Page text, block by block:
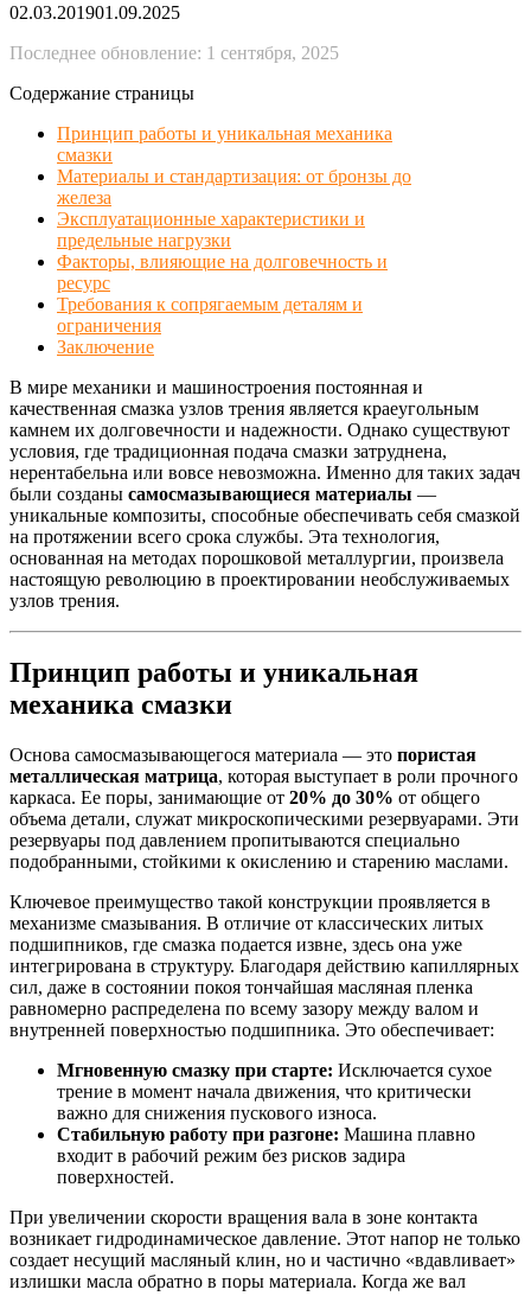
02.03.201901.09.2025
Последнее обновление: 1 сентября, 2025
Содержание страницы
Принцип работы и уникальная механика
смазки
Материалы и стандартизация: от бронзы до
железа
Эксплуатационные характеристики и
предельные нагрузки
Факторы, влияющие на долговечность и
ресурс
Требования к сопрягаемым деталям и
ограничения
Заключение
В мире механики и машиностроения постоянная и
качественная смазка узлов трения является краеугольным
камнем их долговечности и надежности. Однако существуют
условия, где традиционная подача смазки затруднена,
нерентабельна или вовсе невозможна. Именно для таких задач
были созданы самосмазывающиеся материалы —
уникальные композиты, способные обеспечивать себя смазкой
на протяжении всего срока службы. Эта технология,
основанная на методах порошковой металлургии, произвела
настоящую революцию в проектировании необслуживаемых
узлов трения.
Принцип работы и уникальная
механика смазки
Основа самосмазывающегося материала — это пористая
металлическая матрица, которая выступает в роли прочного
каркаса. Ее поры, занимающие от 20% до 30% от общего
объема детали, служат микроскопическими резервуарами. Эти
резервуары под давлением пропитываются специально
подобранными, стойкими к окислению и старению маслами.
Ключевое преимущество такой конструкции проявляется в
механизме смазывания. В отличие от классических литых
подшипников, где смазка подается извне, здесь она уже
интегрирована в структуру. Благодаря действию капиллярных
сил, даже в состоянии покоя тончайшая масляная пленка
равномерно распределена по всему зазору между валом и
внутренней поверхностью подшипника. Это обеспечивает:
Мгновенную смазку при старте: Исключается сухое
трение в момент начала движения, что критически
важно для снижения пускового износа.
Стабильную работу при разгоне: Машина плавно
входит в рабочий режим без рисков задира
поверхностей.
При увеличении скорости вращения вала в зоне контакта
возникает гидродинамическое давление. Этот напор не только
создает несущий масляный клин, но и частично «вдавливает»
излишки масла обратно в поры материала. Когда же вал